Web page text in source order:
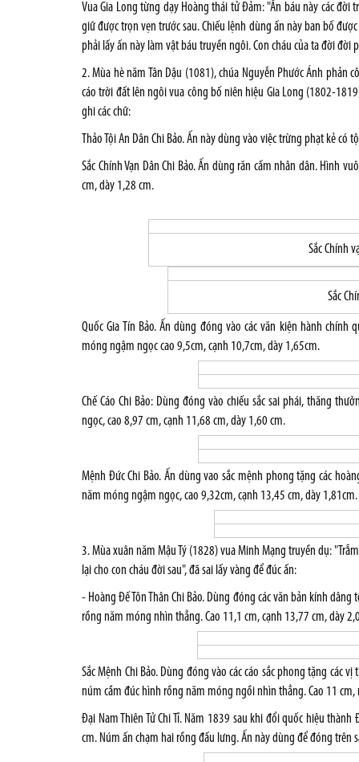
Vua Gia Long từng dạy Hoàng thái tử Đảm: "Ấn báu này các
giữ được trọn vẹn trước sau. Chiếu lệnh dùng ấn này ban bố
phải lấy ấn này làm vật báu truyền ngôi. Con cháu của ta đời
2. Mùa hè năm Tân Dậu (1081), chúa Nguyễn Phước Ánh phản
cáo trời đất lên ngôi vua công bố niên hiệu Gia Long (1802-
ghi các chữ:
Thảo Tội An Dân Chi Bảo. Ấn này dùng vào việc trừng phạt kẻ có
Sắc Chính Vạn Dân Chi Bảo. Ấn dùng răn cấm nhân dân. Hình
cm, dày 1,28 cm.
Sắc Chính
Sắc
Quốc Gia Tín Bảo. Ấn dùng đóng vào các văn kiện hành
móng ngậm ngọc cao 9,5cm, cạnh 10,7cm, dày 1,65cm.
Chế Cáo Chi Bảo: Dùng đóng vào chiếu sắc sai phái, thăng
ngọc, cao 8,97 cm, cạnh 11,68 cm, dày 1,60 cm.
Mệnh Đức Chi Bảo. Ấn dùng vao sắc mệnh phong tặng các
năm móng ngậm ngọc, cao 9,32cm, cạnh 13,45 cm, dày 1,81cm.
3. Mùa xuân năm Mậu Tý (1828) vua Minh Mạng truyền dụ:
lại cho con cháu đời sau", đã sai lấy vàng để đúc ấn:
- Hoàng Đế Tôn Thân Chi Bảo. Dùng đóng các văn bản kính
rồng năm móng nhìn thẳng. Cao 11,1 cm, cạnh 13,77 cm, dày
Sắc Mệnh Chi Bảo. Dùng đóng vào các cáo sắc phong tặng
núm cầm đúc hình rồng năm móng ngồi nhìn thẳng. Cao 11
Đại Nam Thiên Tử Chi Tỉ. Năm 1839 sau khi đổi quốc hiệu
cm. Núm ấn chạm hai rồng đấu lưng. Ấn này dùng để đóng